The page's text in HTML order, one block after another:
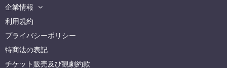
企業情報
利用規約
プライバシーポリシー
特商法の表記
チケット販売及び観劇約款